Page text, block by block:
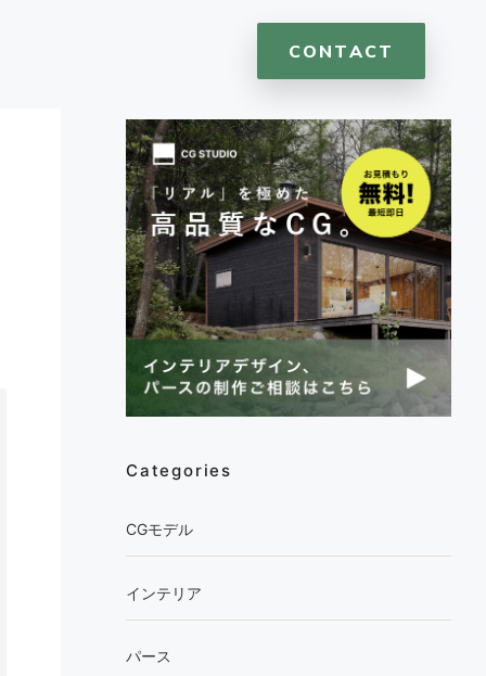
CONTACT
Categories
CGモデル
インテリア
パース